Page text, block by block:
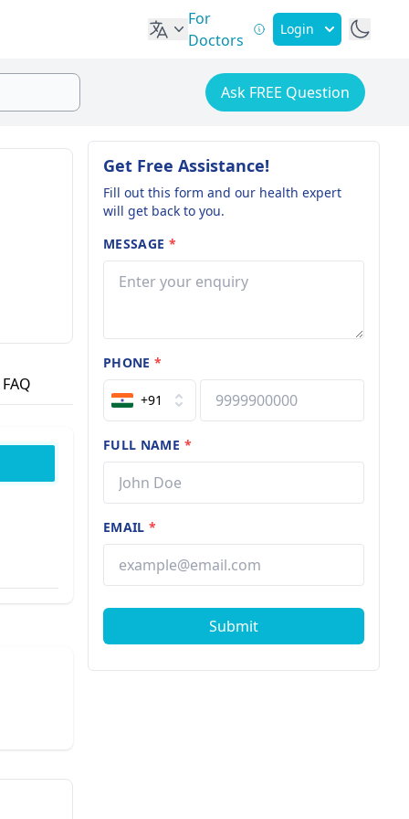
For
Doctors
Login
Ask FREE Question
FAQ
Get Free Assistance!
Fill out this form and our health expert
will get back to you.
MESSAGE *
PHONE*
+91
FULL NAME *
EMAIL*
Submit